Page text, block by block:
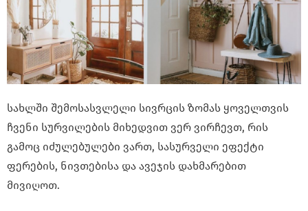
სახლში შემოსასვლელი სივრცის ზომას ყოველთვის
ჩვენი სურვილების მიხედვით ვერ ვირჩევთ, რის
გამოც იძულებულები ვართ, სასურველი ეფექტი
ფერების, ნივთებისა და ავეჯის დახმარებით
მივიღოთ.